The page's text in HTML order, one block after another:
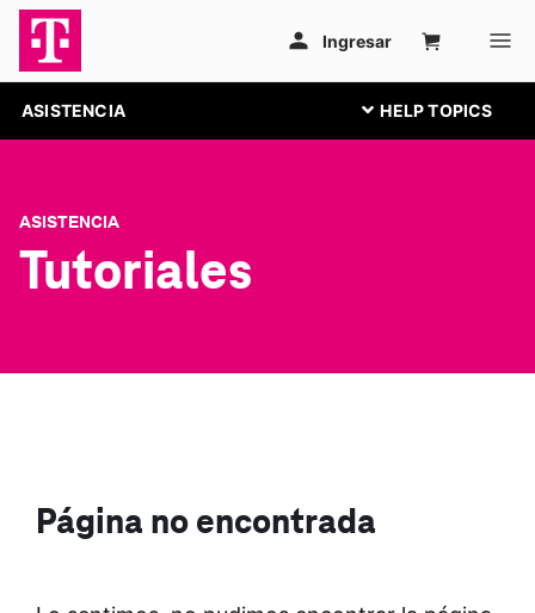
ASISTENCIA
ASISTENCIA
Tutoriales